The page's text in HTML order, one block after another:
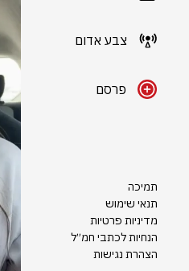
צבע אדום
פרסם
תמיכה
תנאי שימוש
מדיניות פרטיות
הנחיות לכתבי חמ״ל
הצהרת נגישות